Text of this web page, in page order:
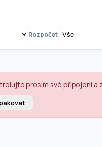
Rozpočet
prosím své připojení a